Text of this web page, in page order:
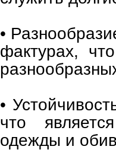
•
фактурах,
•
что
одежды и